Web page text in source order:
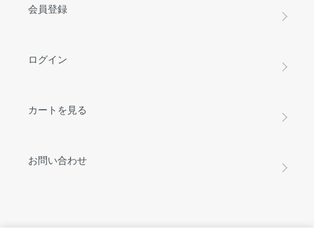
会員登録
ログイン
カートを見る
お問い合わせ